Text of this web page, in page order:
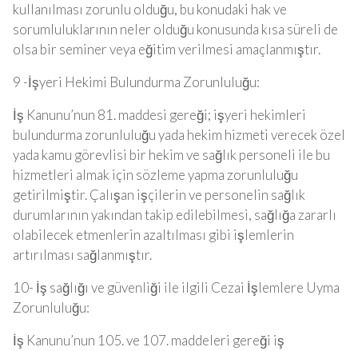
kullanılması zorunlu olduğu, bu konudaki hak ve
sorumluluklarının neler olduğu konusunda kısa süreli de
olsa bir seminer veya eğitim verilmesi amaçlanmıştır.
9 -İşyeri Hekimi Bulundurma Zorunluluğu:
İş Kanunu’nun 81. maddesi gereği; işyeri hekimleri
bulundurma zorunluluğu yada hekim hizmeti verecek özel
yada kamu görevlisi bir hekim ve sağlık personeli ile bu
hizmetleri almak için sözleme yapma zorunluluğu
getirilmiştir. Çalışan işçilerin ve personelin sağlık
durumlarının yakından takip edilebilmesi, sağlığa zararlı
olabilecek etmenlerin azaltılması gibi işlemlerin
artırılması sağlanmıştır.
10- İş sağlığı ve güvenliği ile ilgili Cezai İşlemlere Uyma
Zorunluluğu:
İş Kanunu’nun 105. ve 107. maddeleri gereği iş